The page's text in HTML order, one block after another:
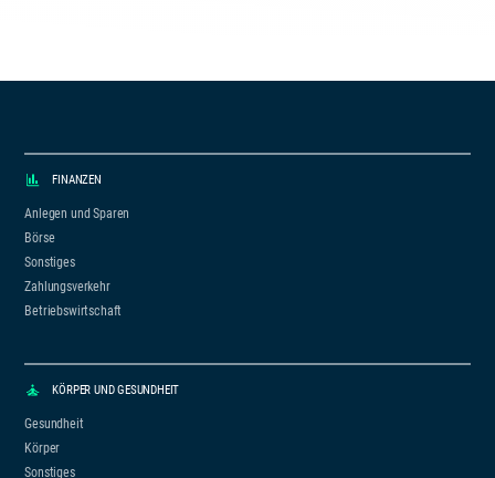
FINANZEN
Anlegen und Sparen
Börse
Sonstiges
Zahlungsverkehr
Betriebswirtschaft
KÖRPER UND GESUNDHEIT
Gesundheit
Körper
Sonstiges